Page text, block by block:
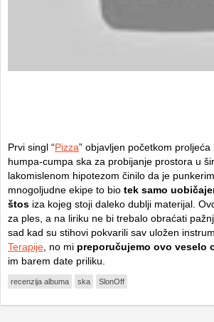
Prvi singl “Pizza” objavljen početkom
humpa-cumpa ska za probijanje prostora u
lakomislenom hipotezom činilo da je
mnogoljudne ekipe to bio tek samo
štos iza kojeg stoji daleko dublji materijal.
za ples, a na liriku ne bi trebalo obraćati
sad kad su stihovi pokvarili sav uložen
Terapije , no mi preporučujemo ovo veselo
im barem date priliku.
recenzija albuma ska SlonOff